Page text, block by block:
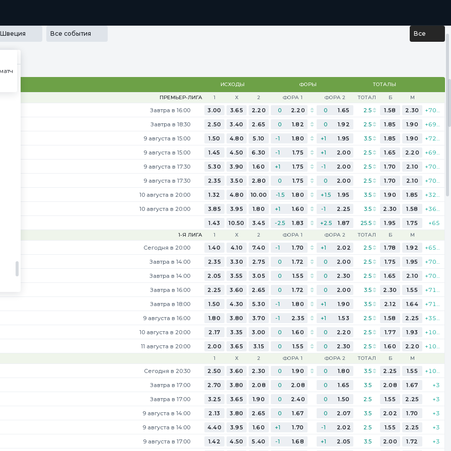
ЛОЯЛЬНОСТИ
Швеция Все события Все
ИСХОДЫ ФОРЫ
ТОТАЛЫ
ПРЕМЬЕР-ЛИГА
1 Х 2 ФОРА 1 ФОРА 2 ТОТАЛ Б М
Завтра в 16:00 3.00 3.65 2.20 0 2.20 0 1.65 2.5 1.58 2.30
Завтра в 18:30 2.50 3.40 2.65 0 1.82 0 1.92 2.5 1.85 1.90
9 августа в 15:00 1.50 4.80 5.10 -1 1.80 +1 1.95 3.5 1.85 1.90
9 августа в 15:00 1.45 4.50 6.30 -1 1.75 +1 2.00 2.5 1.65 2.20
9 августа в 17:30 5.30 3.90 1.60 +1 1.75 -1 2.00 2.5 1.70 2.10
9 августа в 17:30 2.35 3.50 2.80 0 1.75 0 2.00 2.5 1.70 2.10
10 августа в 20:00 1.32 4.80 10.00 -1.5 1.80 +1.5 1.95 3.5 1.90 1.85
10 августа в 20:00 3.85 3.95 1.80 +1 1.60 -1 2.25 3.5 2.30 1.58
1.43 10.50 3.45 -2.5 1.83 +2.5 1.87 25.5 1.95 1.75 +65
1-Я ЛИГА 1 Х 2 ФОРА 1 ФОРА 2 ТОТАЛ Б М
Сегодня в 20:00 1.40 4.10 7.40 -1 1.70 +1 2.02 2.5 1.78 1.92
Завтра в 14:00 2.35 3.30 2.75 0 1.72 0 2.00 2.5 1.75 1.95
Завтра в 14:00 2.05 3.55 3.05 0 1.55 0 2.30 2.5 1.65 2.10
Завтра в 16:00 2.25 3.60 2.65 0 1.72 0 2.00 3.5 2.30 1.55
Завтра в 18:00 1.50 4.30 5.30 -1 1.80 +1 1.90 3.5 2.12 1.64
9 августа в 16:00 1.80 3.80 3.70 -1 2.35 +1 1.53 2.5 1.58 2.25
10 августа в 20:00 2.17 3.35 3.00 0 1.60 0 2.20 2.5 1.77 1.93
11 августа в 20:00 2.00 3.65 3.15 0 1.55 0 2.30 2.5 1.60 2.20
1 Х 2 ФОРА 1 ФОРА 2 ТОТАЛ Б М
Сегодня в 20:30 2.50 3.60 2.30 0 1.90 0 1.80 3.5 2.25 1.55
Завтра в 17:00 2.70 3.80 2.08 0 2.08 0 1.65 3.5 2.08 1.67
+3
Завтра в 17:00 3.25 3.65 1.90 0 2.40 0 1.50 2.5 1.55 2.25
+3
9 августа в 14:00 2.13 3.80 2.65 0 1.67 0 2.07 3.5 2.02 1.70
+3
9 августа в 14:00 4.40 3.95 1.60 +1 1.70 -1 2.02 2.5 1.55 2.25
+3
9 августа в 17:00 1.42 4.50 5.40 -1 1.68 +1 2.05 3.5 2.00 1.72
+3
1958